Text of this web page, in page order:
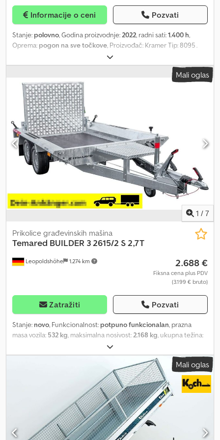
Uključuje saobraćajnu dozvolu (deo 2 potvrde o registraciji) -
Uključuje COC dokument (EU sertifikat o usklađenosti) - Nema
doplatu (samo naknada za tehnički pregled) Dodatne ponude i
informacije možete pronaći na našoj internet stranici. Direktan
link nije moguć, samo ukucajte "Dapper Anhänger" u Vaš
pretraživač. Dcodoq Tuciopfx Ahbsk Fotografije mogu prikazivati
opcionalnu opremu. Zadržavamo pravo na greške, izmene i
prethodnu prodaju.
Informacije o ceni Pozvati
Stanje: polovno, Godina proizvodnje:2022, radni sati:1.400 h,
Oprema: pogon na sve točkove, Proizvođač: Kramer Tip: 8095 .
WNK35116KNSKF2036 Oprema: Funkcija plutanja, Stabilizator
opterećenja: sistem za utovar + RBS, Motor: Deutz TCD 2.9 55,4 kW
EU-S5, Utikač napred, 7-polni, 20 km/h, rotirajuća signalna lampa,
Prekidač za odvajanje akumulatora, zaštita od pucanja cevi pri
podizanju/nagibanju, Kramer SWP, hidraulični, Gume: 340/80 R18
Firestone Duraforce ET10, Volan podesiv, Telematički sistem:
EquipCare 36M Dodatna oprema: Radio, kompletan, kuka za
opterećenje, blokada diferencijala 100%, zadnja osovina,
Upravljanje pomoću ručice, smanjenje pritiska u 3. hidrauličkom
krugu, dodatni balast, podmazivanje oslonca oscilirajuće osovine.
Uključuje: Dedpfjw Dk Tcex Ahbjck 1 x uređaj za slaganje 1200 mm
- KRA 1 x lopata (HVF) 2050 mm KRA - 1,05 m³ Dokumenti: Potvrda
Mali oglas
1 / 7
Leopoldshöhe 1.274 km
Prikolice građevinskih mašina
Temared BUILDER 3 2615/2 S 2,7T
2.688 €
Fiksna cena plus PDV
(3.199 € bruto)
Zatražiti Pozvati
Stanje: novo, Funkcionalnost: potpuno funkcionalan, prazna
masa vozila: 532 kg, maksimalna nosivost:2.168 kg, ukupna težina:
, dužina tovarnog prostora:
prostora:1.530 mm, visina tovarnog prostora:250 mm, Godina
, BUILDER 3 2615/2 S 2,7T Robustan zavareni
prikolica za transport građevinskih mašina i veoma teških
materijala. Originalni dizajn omogućava hodanje duž cele dužine
bočnih stranica opremljenih protivkliznim trakama. Zavareni
noseći ram izrađen je od zatvorenih čeličnih profila. Pod je
izrađen od vodootporne, protivklizne šperploče sa čvrstim
prihvatima za osiguranje tereta, čime se obezbeđuje sigurnost
prevožene robe. Izuzetno čvrsta V vučna ruda i stabilizujuće
Mali oglas